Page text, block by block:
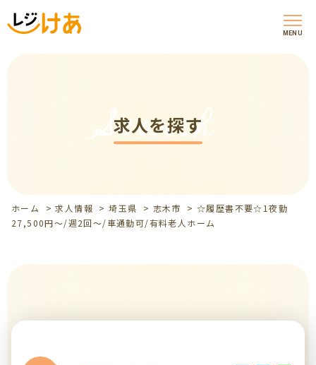
MENU
求人を探す
Search
ホーム >求人情報 >埼玉県 > 志木市 >☆履歴書不要☆1夜勤
27,500円～/週2回～/車通勤可/有料老人ホーム